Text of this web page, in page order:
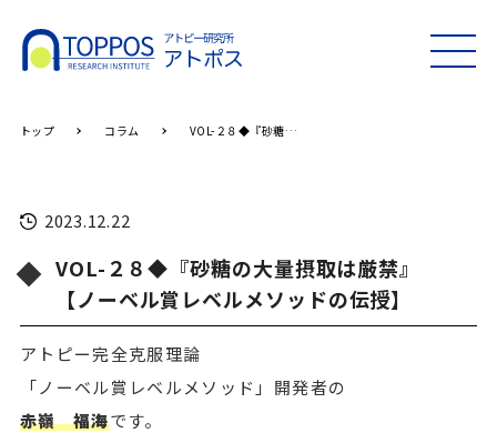
MEN
トップ コラム VOL-２８◆『砂糖の大量摂取は厳禁』 【ノーベル賞レベルメソッドの伝授】
2023.12.22
VOL-２８◆『砂糖の大量摂取は厳禁』
【ノーベル賞レベルメソッドの伝授】
アトピー完全克服理論
「ノーベル賞レベルメソッド」開発者の
赤嶺 福海です。